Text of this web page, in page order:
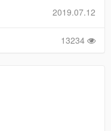
2019.07.12
13234